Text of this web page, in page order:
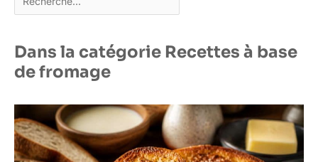
Dans la catégorie Recettes à base
de fromage